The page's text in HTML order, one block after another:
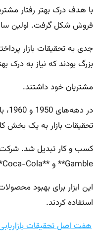
با هدف درک بهتر رفتار
فروش شکل گرفت. اولین
جدی به تحقیقات بازار
بزرگ بودند که نیاز به درک
مشتریان خود داشتند.
در
تحقیقات بازار به یک بخش
Gamble** و **Coca-Cola** به طور گسترده از
این ابزار برای بهبود
استفاده کردند.
هفت اصل تحقیقات